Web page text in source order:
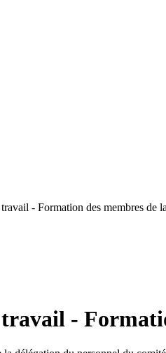
- Formation des membres de
-